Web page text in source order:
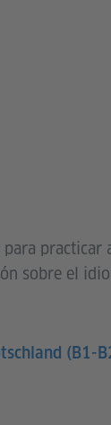
practicar
sobre el
(B1-